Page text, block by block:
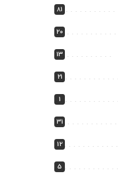
81
20
13
21
1
31
12
5